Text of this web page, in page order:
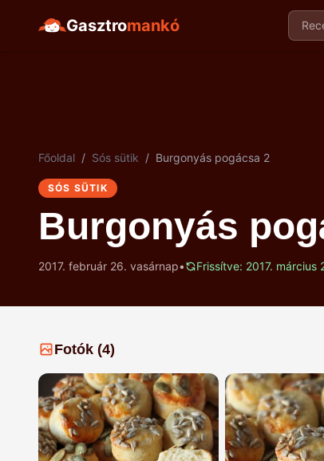
Gasztromankó
Főoldal / Sós sütik / Burgonyás pogácsa 2
SÓS SÜTIK
Burgonyás
2017. február 26. vasárnap• Frissítve: 2017. március
Fotók (4)